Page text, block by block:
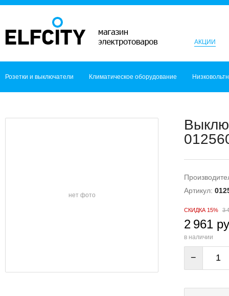
АКЦИИ
Розетки и выключатели Климатическое оборудование
нет фото
Артикул:
СКИДКА 15% 3
2 961
в наличии
−